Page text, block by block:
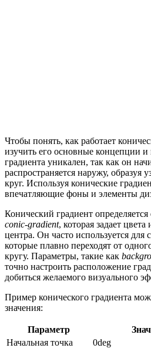
Чтобы понять, как работает
изучить его основные концепции
градиента уникален, так как он
распространяется наружу, образуя
круг. Используя конические
впечатляющие фоны и элементы
Конический градиент
conic-gradient, которая задает
центра. Он часто используется для
которые плавно переходят от
кругу. Параметры, такие как
точно настроить расположение
добиться желаемого визуального
Пример конического градиента
значения:
Параметр
Начальная точка
0deg